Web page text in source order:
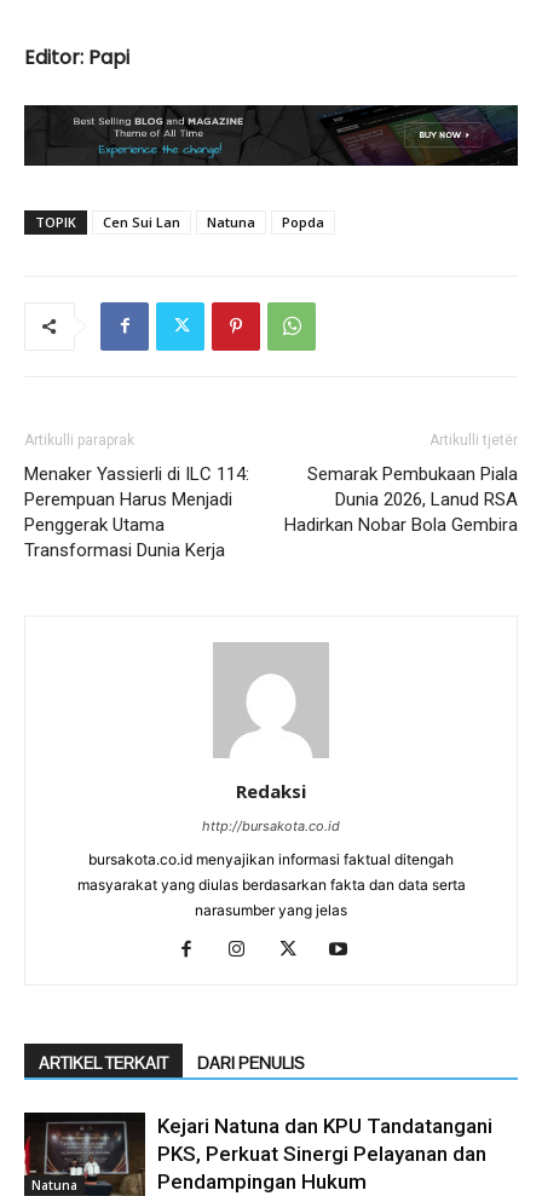
Editor: Papi
TOPIK Cen Sui Lan Natuna Popda
Artikulli paraprak
Menaker Yassierli di ILC 114:
Perempuan Harus Menjadi
Penggerak Utama
Transformasi Dunia Kerja
Artikulli tjetër
Semarak Pembukaan Piala
Dunia 2026, Lanud RSA
Hadirkan Nobar Bola Gembira
Redaksi
http://bursakota.co.id
bursakota.co.id menyajikan informasi faktual ditengah
masyarakat yang diulas berdasarkan fakta dan data serta
narasumber yang jelas
ARTIKEL TERKAIT DARI PENULIS
Natuna
Kejari Natuna dan KPU Tandatangani
PKS, Perkuat Sinergi Pelayanan dan
Pendampingan Hukum